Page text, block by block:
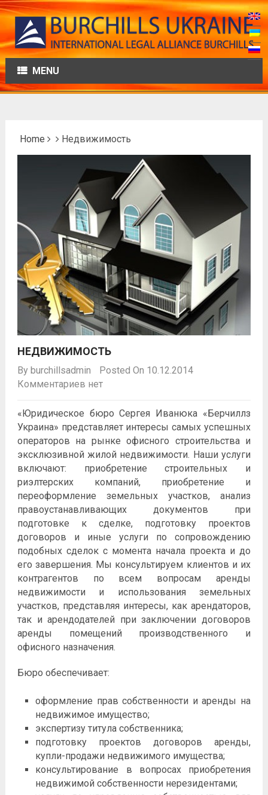
MENU
Home Недвижимость
НЕДВИЖИМОСТЬ
By burchillsadmin
Posted On 10.12.2014
Комментариев нет
«Юридическое бюро Сергея Иванюка «Берчиллз
Украина» представляет интересы самых успешных
операторов на рынке офисного строительства и
эксклюзивной жилой недвижимости. Наши услуги
включают: приобретение строительных и
риэлтерских компаний, приобретение и
переоформление земельных участков, анализ
правоустанавливающих документов при
подготовке к сделке, подготовку проектов
договоров и иные услуги по сопровождению
подобных сделок с момента начала проекта и до
его завершения. Мы консультируем клиентов и их
контрагентов по всем вопросам аренды
недвижимости и использования земельных
участков, представляя интересы, как арендаторов,
так и арендодателей при заключении договоров
аренды помещений производственного и
офисного назначения.
Бюро обеспечивает:
оформление прав собственности и аренды на
недвижимое имущество;
экспертизу титула собственника;
подготовку проектов договоров аренды,
купли-продажи недвижимого имущества;
консультирование в вопросах приобретения
недвижимой собственности нерезидентами;